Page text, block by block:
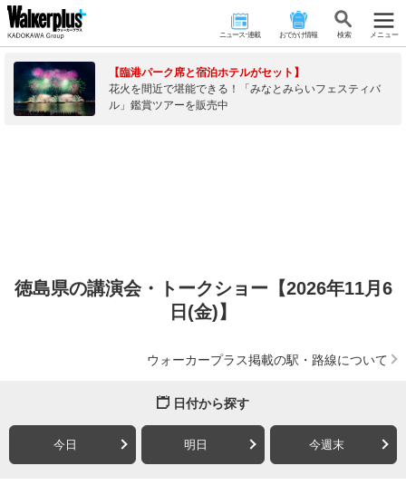
ニュース･連載 おでかけ情報 検 索 メニュー
【臨港パーク席と宿泊ホテルがセット】
花火を間近で堪能できる！「みなとみらいフェスティバ
ル」鑑賞ツアーを販売中
徳島県の講演会・トークショー【2026年11月6
日(金)】
ウォーカープラス掲載の駅・路線について
日付から探す
今日 明日 今週末